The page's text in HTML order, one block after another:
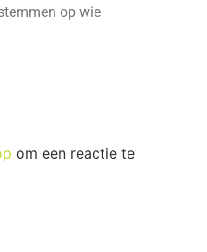
op wie
om een reactie te